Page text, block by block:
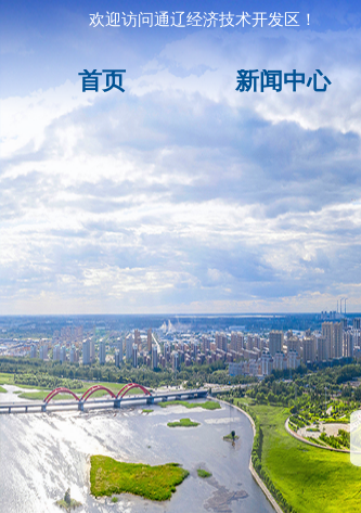
欢迎访问通辽经济技术开发区！
首页 新闻中心